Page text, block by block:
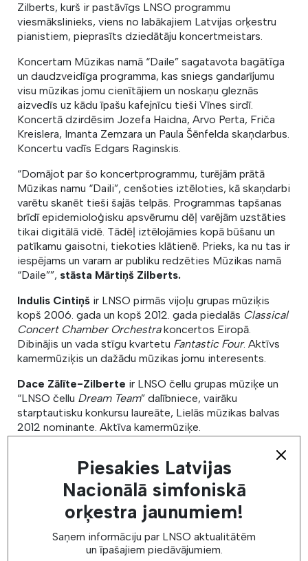
Zilberts, kurš ir pastāvīgs LNSO programmu
viesmākslinieks, viens no labākajiem Latvijas orķestru
pianistiem, pieprasīts dziedātāju koncertmeistars.
Koncertam Mūzikas namā “Daile” sagatavota bagātīga
un daudzveidīga programma, kas sniegs gandarījumu
visu mūzikas jomu cienītājiem un noskaņu gleznās
aizvedīs uz kādu īpašu kafejnīcu tieši Vīnes sirdī.
Koncertā dzirdēsim Jozefa Haidna, Arvo Perta, Friča
Kreislera, Imanta Zemzara un Paula Šēnfelda skaņdarbus.
Koncertu vadīs Edgars Raginskis.
“Domājot par šo koncertprogrammu, turējām prātā
Mūzikas namu “Daili”, cenšoties iztēloties, kā skaņdarbi
varētu skanēt tieši šajās telpās. Programmas tapšanas
brīdī epidemioloģisku apsvērumu dēļ varējām uzstāties
tikai digitālā vidē. Tādēļ iztēlojāmies kopā būšanu un
patīkamu gaisotni, tiekoties klātienē. Prieks, ka nu tas ir
iespējams un varam ar publiku redzēties Mūzikas namā
“Daile””, stāsta Mārtiņš Zilberts.
Indulis Cintiņš ir LNSO pirmās vijoļu grupas mūziķis
kopš 2006. gada un kopš 2012. gada piedalās Classical
Concert Chamber Orchestrakoncertos Eiropā.
Dibinājis un vada stīgu kvartetu Fantastic Four. Aktīvs
kamermūziķis un dažādu mūzikas jomu interesents.
Dace Zālīte-Zilberte ir LNSO čellu grupas mūziķe un
“LNSO čellu Dream Team” dalībniece, vairāku
starptautisku konkursu laureāte, Lielās mūzikas balvas
2012 nominante. Aktīva kamermūziķe.
Nacionālās operas un baleta galvenais solistu
koncertmeistars. Viens no visaktīvāk koncertējošiem
Latvijas pianistiem-koncertmeistariem, daudzu
kamermūzikas projektu dalībnieks, starptautisku
operzvaigžņu pieprasīts koncertmeistars-konsultants.
Saņēmis Latvijas Nacionālās operas fonda gada balvu
par izcilu māksliniecisko sniegumu 2018. gadā. Lielās
Piesakies Latvijas
Nacionālā simfoniskā
orķestra jaunumiem!
Saņem informāciju par LNSO aktualitātēm
un īpašajiem piedāvājumiem.